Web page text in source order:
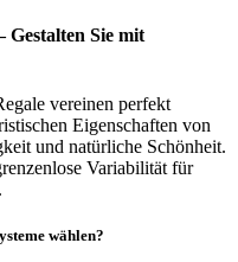
Gestalten Sie mit
vereinen perfekt
Eigenschaften von
und natürliche Schönheit.
Variabilität für
wählen?